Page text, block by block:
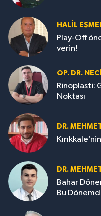
HALIL
Play-Off
verin!
OP. DR.
Rinoplasti:
Noktası
DR.
DR.
Bahar
Bu